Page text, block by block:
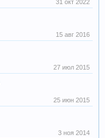
31 окт 2022
15 авг 2016
27 июл 2015
25 июн 2015
3 ноя 2014